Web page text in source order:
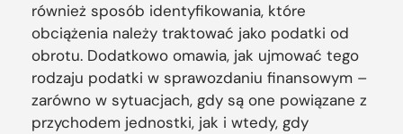
również sposób identyfikowania, które
obciążenia należy traktować jako podatki od
obrotu. Dodatkowo omawia, jak ujmować tego
rodzaju podatki w sprawozdaniu finansowym –
zarówno w sytuacjach, gdy są one powiązane z
przychodem jednostki, jak i wtedy, gdy